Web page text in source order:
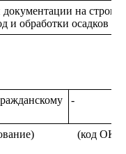
на
и обработки осадков
-
(код ОКЗ)